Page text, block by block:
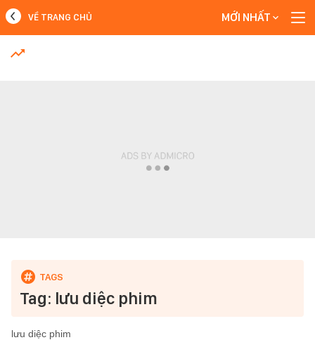
MỚI NHẤT
VỀ TRANG CHỦ MỚI NHẤT
Tag: lưu diệc phim
lưu diệc phim